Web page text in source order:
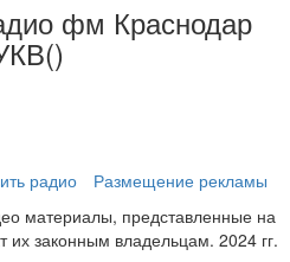
фм Краснодар
)
радио
Размещение рекламы
материалы, представленные на
законным владельцам. 2024 гг.